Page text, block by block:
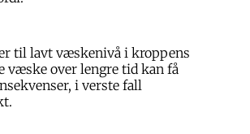
til lavt væskenivå i kroppens
væske over lengre tid kan få
i verste fall